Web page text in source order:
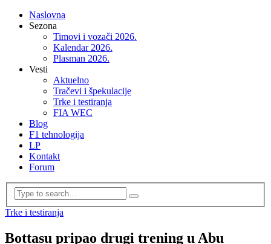
Naslovna
Sezona
Timovi i vozači 2026.
Kalendar 2026.
Plasman 2026.
Vesti
Aktuelno
Tračevi i špekulacije
Trke i testiranja
FIA WEC
Blog
F1 tehnologija
LP
Kontakt
Forum
Trke i testiranja
Bottasu pripao drugi trening u Abu